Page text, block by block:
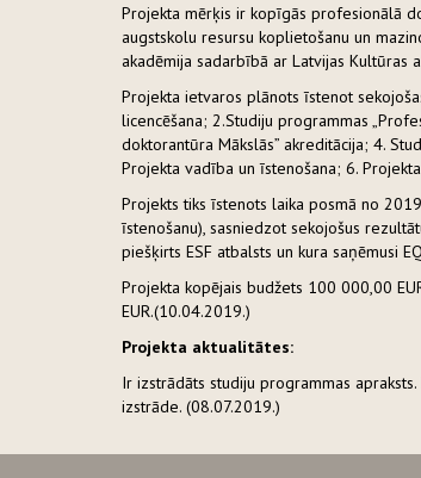
Projekta mērķis ir kopīgās profesionālā
augstskolu resursu koplietošanu un
akadēmija sadarbībā ar Latvijas Kultūras
Projekta ietvaros plānots īstenot
licencēšana; 2.Studiju programmas
doktorantūra Mākslās” akreditācija; 4.
Projekta vadība un īstenošana; 6.
Projekts tiks īstenots laika posmā no
īstenošanu), sasniedzot sekojošus
piešķirts ESF atbalsts un kura saņēmusi
Projekta kopējais budžets 100 000,00
EUR.(10.04.2019.)
Projekta aktualitātes:
Ir izstrādāts studiju programmas
izstrāde. (08.07.2019.)